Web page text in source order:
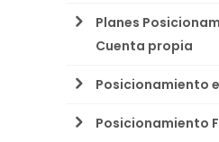
Planes
Cuenta propia
Posicionamiento
Posicionamiento